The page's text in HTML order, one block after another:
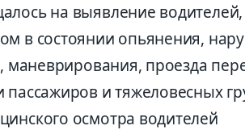
на выявление водителей,
в состоянии опьянения,
маневрирования, проезда
и тяжеловесных
осмотра водителей